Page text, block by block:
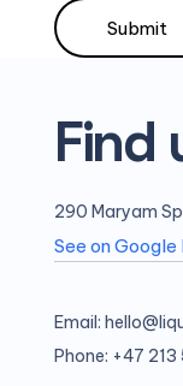
Find
290 Maryam
See on Google
Email:
Phone: +47